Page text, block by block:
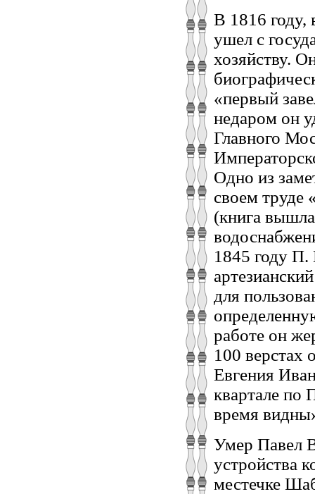
В 1816 году,
ушел с
хозяйству.
«первый
недаром он
Главного
Одно из
своем труде
(книга
1845 году
для
работе он
100 верстах
Евгения
квартале по
время
Умер Павел
устройства
местечке